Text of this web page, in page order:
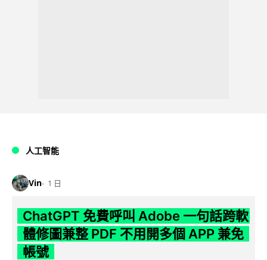
人工智能
Vin 1 日
ChatGPT 免費呼叫 Adobe 一句話跨軟
體修圖兼整 PDF 不用開多個 APP 兼免
帳號